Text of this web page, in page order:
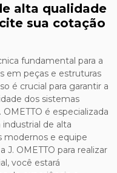
alta qualidade
sua cotação
fundamental para a
em peças e estruturas
é crucial para garantir a
dos sistemas
é especializada
de alta
modernos e equipe
J. OMETTO para realizar
você estará